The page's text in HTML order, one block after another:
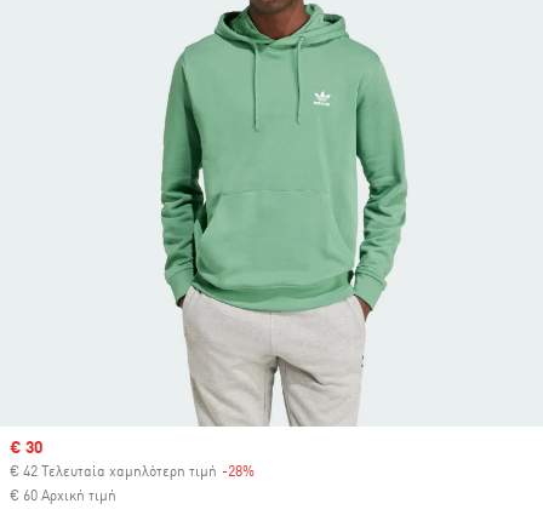
Sale price
€ 30
€ 42 Τελευταία χαμηλότερη τιμή -28%
€ 60 Αρχική τιμή